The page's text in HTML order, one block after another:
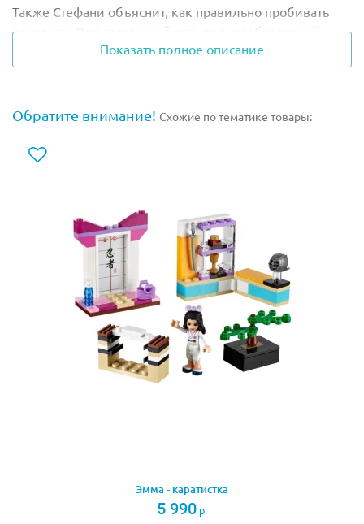
Также Стефани объяснит, как правильно пробивать
пенальти. Для этого у неё есть весь необходимый
инвентарь, а именно мяч, ворота и оранжевые конусы,
которыми можно разметить поле.
После тренировки можно посидеть на трибуне,
немного перекусить и выпить стакан чистой
минеральной воды.
Показать полное описание
Обратите внимание! Схожие по тематике товары:
Эмма - каратистка
5 990р.